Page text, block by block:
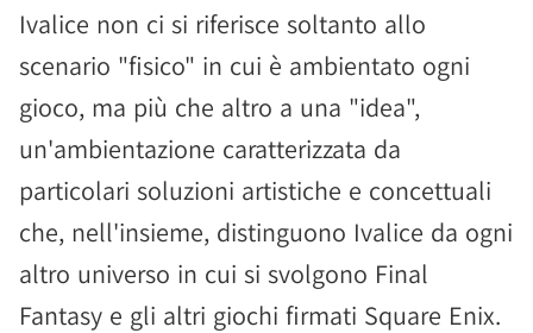
Ivalice non ci si riferisce soltanto allo
scenario "fisico" in cui è ambientato ogni
gioco, ma più che altro a una "idea",
un'ambientazione caratterizzata da
particolari soluzioni artistiche e concettuali
che, nell'insieme, distinguono Ivalice da ogni
altro universo in cui si svolgono Final
Fantasy e gli altri giochi firmati Square Enix.